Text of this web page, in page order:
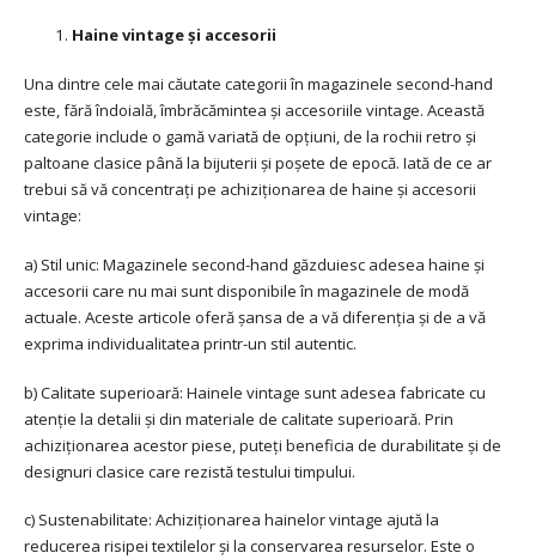
Haine vintage și accesorii
Una dintre cele mai căutate categorii în magazinele second-hand
este, fără îndoială, îmbrăcămintea și accesoriile vintage. Această
categorie include o gamă variată de opțiuni, de la rochii retro și
paltoane clasice până la bijuterii și poșete de epocă. Iată de ce ar
trebui să vă concentrați pe achiziționarea de haine și accesorii
vintage:
a) Stil unic: Magazinele second-hand găzduiesc adesea haine și
accesorii care nu mai sunt disponibile în magazinele de modă
actuale. Aceste articole oferă șansa de a vă diferenția și de a vă
exprima individualitatea printr-un stil autentic.
b) Calitate superioară: Hainele vintage sunt adesea fabricate cu
atenție la detalii și din materiale de calitate superioară. Prin
achiziționarea acestor piese, puteți beneficia de durabilitate și de
designuri clasice care rezistă testului timpului.
c) Sustenabilitate: Achiziționarea hainelor vintage ajută la
reducerea risipei textilelor și la conservarea resurselor. Este o